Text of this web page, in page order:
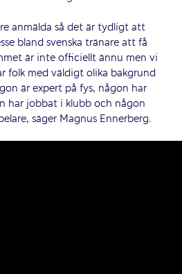
anmälda så det är tydligt att
bland svenska tränare att få
är inte officiellt ännu men vi
folk med väldigt olika bakgrund
är expert på fys, någon har
har jobbat i klubb och någon
säger Magnus Ennerberg.